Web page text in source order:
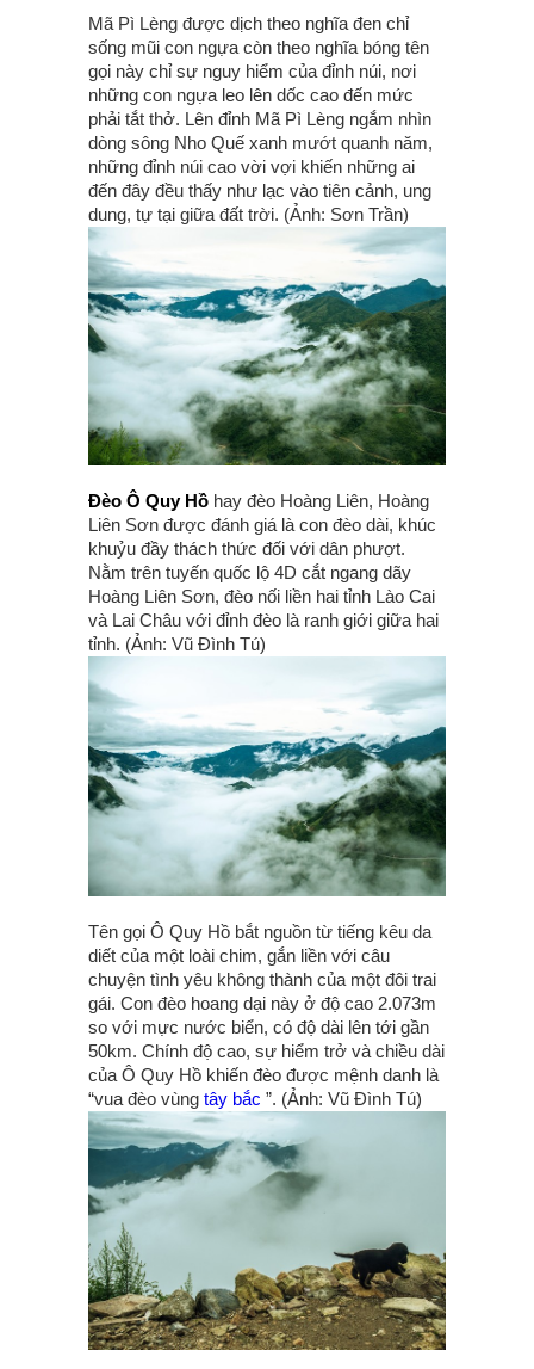
Mã Pì Lèng được dịch theo nghĩa đen chỉ
sống mũi con ngựa còn theo nghĩa bóng tên
gọi này chỉ sự nguy hiểm của đỉnh núi, nơi
những con ngựa leo lên dốc cao đến mức
phải tắt thở. Lên đỉnh Mã Pì Lèng ngắm nhìn
dòng sông Nho Quế xanh mướt quanh năm,
những đỉnh núi cao vời vợi khiến những ai
đến đây đều thấy như lạc vào tiên cảnh, ung
dung, tự tại giữa đất trời. (Ảnh: Sơn Trần)
Đèo Ô Quy Hồ hay đèo Hoàng Liên, Hoàng
Liên Sơn được đánh giá là con đèo dài, khúc
khuỷu đầy thách thức đối với dân phượt.
Nằm trên tuyến quốc lộ 4D cắt ngang dãy
Hoàng Liên Sơn, đèo nối liền hai tỉnh Lào Cai
và Lai Châu với đỉnh đèo là ranh giới giữa hai
tỉnh. (Ảnh: Vũ Đình Tú)
Tên gọi Ô Quy Hồ bắt nguồn từ tiếng kêu da
diết của một loài chim, gắn liền với câu
chuyện tình yêu không thành của một đôi trai
gái. Con đèo hoang dại này ở độ cao 2.073m
so với mực nước biển, có độ dài lên tới gần
50km. Chính độ cao, sự hiểm trở và chiều dài
của Ô Quy Hồ khiến đèo được mệnh danh là
“vua đèo vùng tây bắc ”. (Ảnh: Vũ Đình Tú)